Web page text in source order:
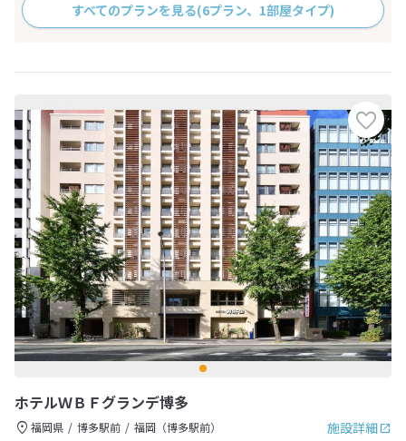
すべてのプランを見る(6プラン、1部屋タイプ)
ホテルＷＢＦグランデ博多
施設詳細
福岡県 博多駅前 福岡（博多駅前）